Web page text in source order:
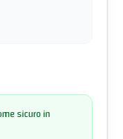
sicuro in